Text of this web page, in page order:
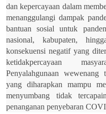
dan kepercayaan dalam
menanggulangi dampak
bantuan sosial untuk
nasional, kabupaten,
konsekuensi negatif yang
ketidakpercayaan
Penyalahgunaan wewenang
yang diharapkan mampu
menyumbang tidak
penanganan penyebaran